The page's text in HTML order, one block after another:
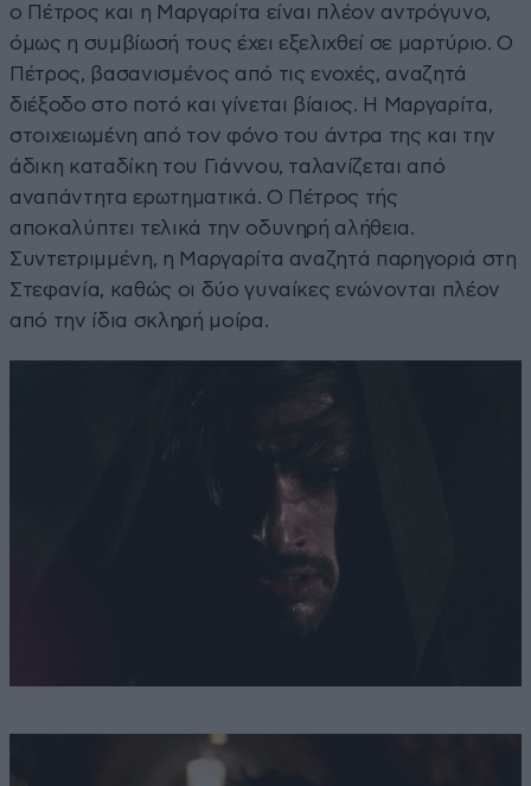
ο Πέτρος και η Μαργαρίτα είναι πλέον αντρόγυνο,
όμως η συμβίωσή τους έχει εξελιχθεί σε μαρτύριο. Ο
Πέτρος, βασανισμένος από τις ενοχές, αναζητά
διέξοδο στο ποτό και γίνεται βίαιος. Η Μαργαρίτα,
στοιχειωμένη από τον φόνο του άντρα της και την
άδικη καταδίκη του Γιάννου, ταλανίζεται από
αναπάντητα ερωτηματικά. Ο Πέτρος τής
αποκαλύπτει τελικά την οδυνηρή αλήθεια.
Συντετριμμένη, η Μαργαρίτα αναζητά παρηγοριά στη
Στεφανία, καθώς οι δύο γυναίκες ενώνονται πλέον
από την ίδια σκληρή μοίρα.